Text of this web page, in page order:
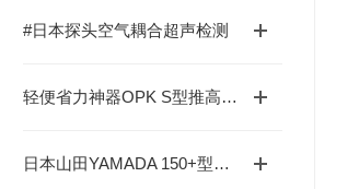
#日本探头空气耦合超声检测
轻便省力神器OPK S型推高车：无痕地板保护+自动止回阀，全能搬运助手
日本山田YAMADA 150+型号覆盖全行业